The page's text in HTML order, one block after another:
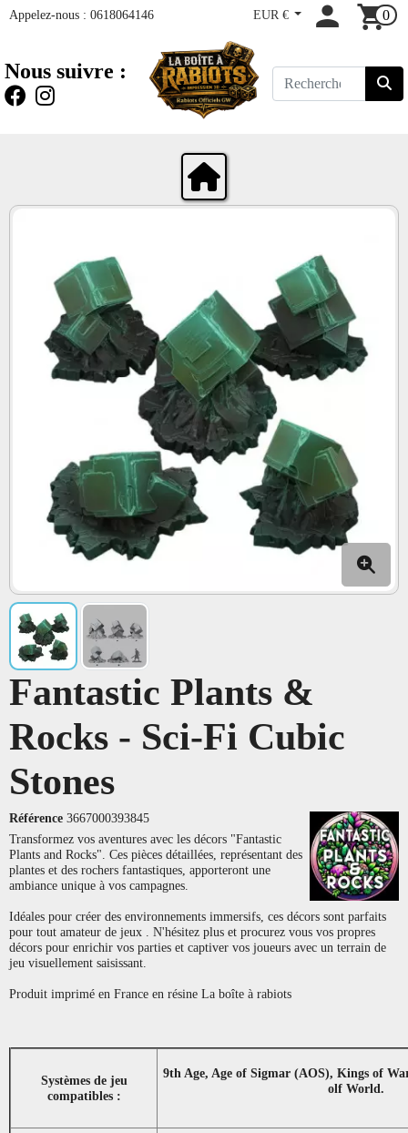
Appelez-nous : 0618064146 EUR € 0
Nous suivre :
Fantastic Plants &
Rocks - Sci-Fi Cubic
Stones
Référence 3667000393845
Transformez vos aventures avec les décors "Fantastic
Plants and Rocks". Ces pièces détaillées, représentant des
plantes et des rochers fantastiques, apporteront une
ambiance unique à vos campagnes.
Idéales pour créer des environnements immersifs, ces décors sont parfaits
pour tout amateur de jeux . N'hésitez plus et procurez vous vos propres
décors pour enrichir vos parties et captiver vos joueurs avec un terrain de
jeu visuellement saisissant.
Produit imprimé en France en résine La boîte à rabiots
Systèmes de jeu
compatibles :
9th Age, Age of Sigmar (AOS), Kings of
olf World.